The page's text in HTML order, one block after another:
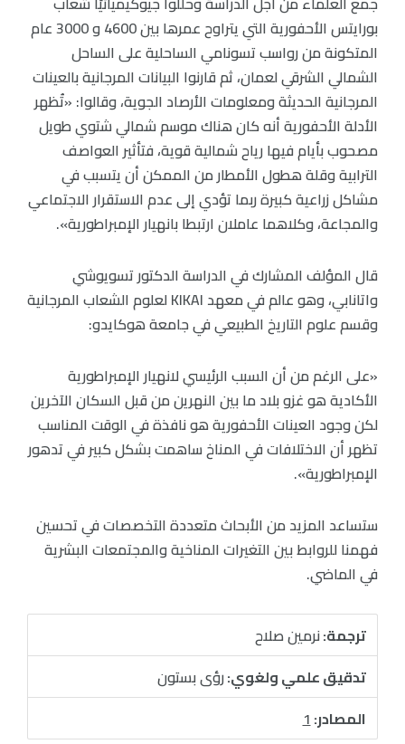
بورايتس الأحفورية التي يتراوح عمرها بين 4600 و 3000 عام
المتكونة من رواسب تسونامي الساحلية على الساحل
الشمالي الشرقي لعمان، ثم قارنوا البيانات المرجانية بالعينات
المرجانية الحديثة ومعلومات الأرصاد الجوية، وقالوا: «تُظهر
الأدلة الأحفورية أنه كان هناك موسم شمالي شتوي طويل
مصحوب بأيام فيها رياح شمالية قوية، فتأثير العواصف
الترابية وقلة هطول الأمطار من الممكن أن يتسبب في
مشاكل زراعية كبيرة ربما تؤدي إلى عدم الاستقرار الاجتماعي
والمجاعة، وكلاهما عاملان ارتبطا بانهيار الإمبراطورية».
قال المؤلف المشارك في الدراسة الدكتور تسويوشي
واتانابي، وهو عالم في معهد KIKAI لعلوم الشعاب المرجانية
وقسم علوم التاريخ الطبيعي في جامعة هوكايدو:
«على الرغم من أن السبب الرئيسي لانهيار الإمبراطورية
الأكادية هو غزو بلاد ما بين النهرين من قبل السكان الآخرين
لكن وجود العينات الأحفورية هو نافذة في الوقت المناسب
تظهر أن الاختلافات في المناخ ساهمت بشكل كبير في تدهور
الإمبراطورية».
ستساعد المزيد من الأبحاث متعددة التخصصات في تحسين
فهمنا للروابط بين التغيرات المناخية والمجتمعات البشرية
في الماضي.
ترجمة:نرمين صلاح
تدقيق علمي ولغوي:رؤى بستون
المصادر:1